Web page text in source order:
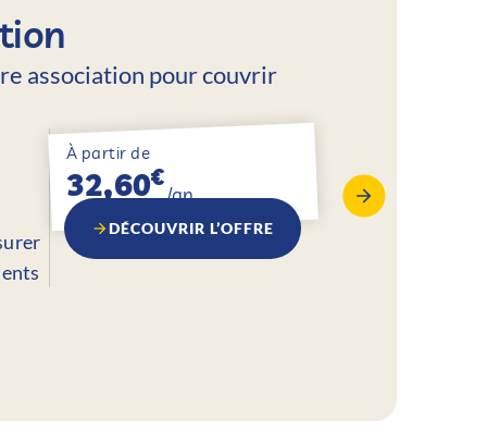
association pour couvrir
À partir de
32,60€
/an
DÉCOUVRIR L’OFFRE